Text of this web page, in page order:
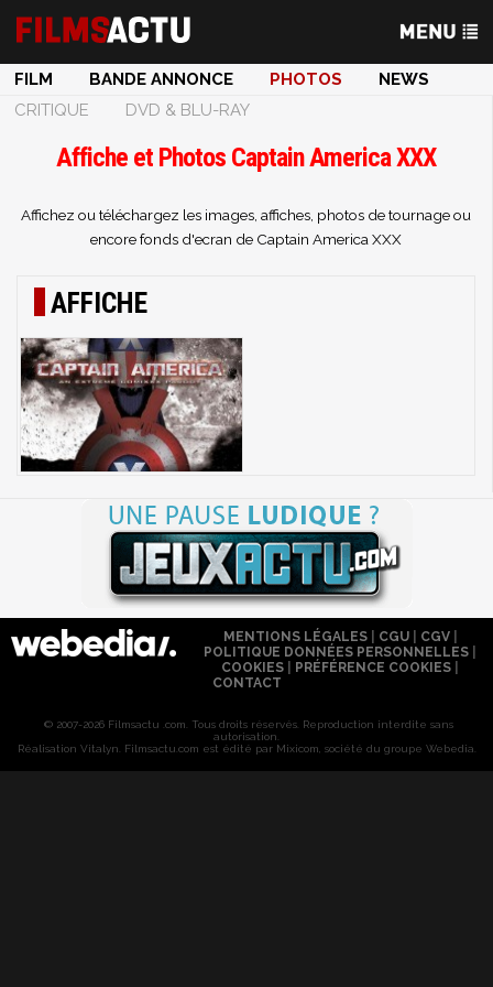
FILM BANDE ANNONCE PHOTOS
NEWS
CRITIQUE
DVD & BLU-RAY
Affiche et Photos Captain America XXX
Affichez ou téléchargez les images, affiches, photos de tournage ou
encore fonds d'ecran de Captain America XXX
AFFICHE
MENTIONS LÉGALES| CGU| CGV|
POLITIQUE DONNÉES PERSONNELLES
COOKIES
PRÉFÉRENCE COOKIES
CONTACT
© 2007-2026 Filmsactu .com. Tous droits réservés. Reproduction interdite sans
autorisation.
Réalisation Vitalyn . Filmsactu .com est édité par Mixicom, société du groupe Webedia.